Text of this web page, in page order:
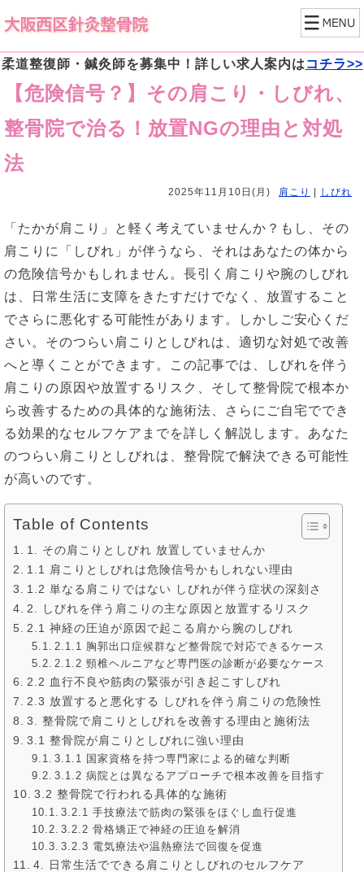
柔道整復師・鍼灸師を募集中！詳しい求人案内は コチラ>>
【危険信号？】その肩こり・しびれ、
整骨院で治る！放置NGの理由と対処
法
2025年11月10日(月) 肩こり しびれ
「たかが肩こり」と軽く考えていませんか？もし、その
肩こりに「しびれ」が伴うなら、それはあなたの体から
の危険信号かもしれません。長引く肩こりや腕のしびれ
は、日常生活に支障をきたすだけでなく、放置すること
でさらに悪化する可能性があります。しかしご安心くだ
さい。そのつらい肩こりとしびれは、適切な対処で改善
へと導くことができます。この記事では、しびれを伴う
肩こりの原因や放置するリスク、そして整骨院で根本か
ら改善するための具体的な施術法、さらにご自宅ででき
る効果的なセルフケアまでを詳しく解説します。あなた
のつらい肩こりとしびれは、整骨院で解決できる可能性
が高いのです。
Table of Contents
1. その肩こりとしびれ 放置していませんか
1.1 肩こりとしびれは危険信号かもしれない理由
1.2 単なる肩こりではない しびれが伴う症状の深刻さ
2. しびれを伴う肩こりの主な原因と放置するリスク
2.1 神経の圧迫が原因で起こる肩から腕のしびれ
2.1.1 胸郭出口症候群など整骨院で対応できるケース
2.1.2 頸椎ヘルニアなど専門医の診断が必要なケース
2.2 血行不良や筋肉の緊張が引き起こすしびれ
2.3 放置すると悪化する しびれを伴う肩こりの危険性
3. 整骨院で肩こりとしびれを改善する理由と施術法
3.1 整骨院が肩こりとしびれに強い理由
3.1.1 国家資格を持つ専門家による的確な判断
3.1.2 病院とは異なるアプローチで根本改善を目指す
3.2 整骨院で行われる具体的な施術
3.2.1 手技療法で筋肉の緊張をほぐし血行促進
3.2.2 骨格矯正で神経の圧迫を解消
3.2.3 電気療法や温熱療法で回復を促進
4. 日常生活でできる肩こりとしびれのセルフケア